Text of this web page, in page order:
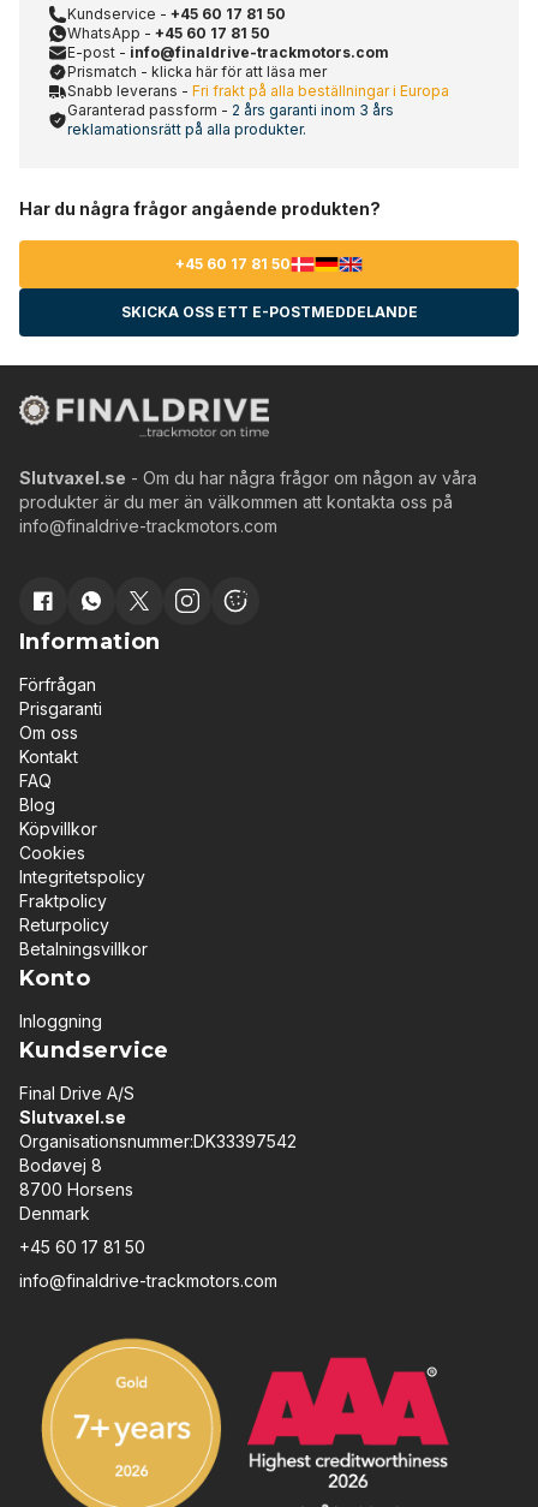
Kundservice - +45 60 17 81 50
WhatsApp - +45 60 17 81 50
E-post - info@finaldrive-trackmotors.com
Prismatch - klicka här för att läsa mer
Snabb leverans - Fri frakt på alla beställningar i Europa
Garanterad passform - 2 års garanti inom 3 års
reklamationsrätt på alla produkter.
Har du några frågor angående produkten?
+45 60 17 81 50
SKICKA OSS ETT E-POSTMEDDELANDE
Slutvaxel.se - Om du har några frågor om någon av våra
produkter är du mer än välkommen att kontakta oss på
info@finaldrive-trackmotors.com
Information
Förfrågan
Prisgaranti
Om oss
Kontakt
FAQ
Blog
Köpvillkor
Cookies
Integritetspolicy
Fraktpolicy
Returpolicy
Betalningsvillkor
Konto
Inloggning
Kundservice
Final Drive A/S
Slutvaxel.se
Organisationsnummer:DK33397542
Bodøvej 8
8700 Horsens
Denmark
+45 60 17 81 50
info@finaldrive-trackmotors.com